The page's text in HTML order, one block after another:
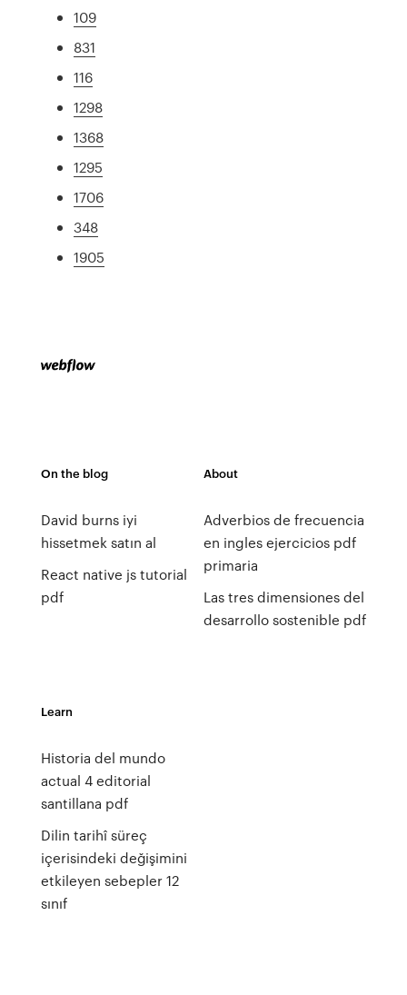
109
831
116
1298
1368
1295
1706
348
1905
On the blog
David burns iyi
hissetmek satın al
React native js tutorial
pdf
About
Adverbios de frecuencia
en ingles ejercicios pdf
primaria
Las tres dimensiones del
desarrollo sostenible pdf
Learn
Historia del mundo
actual 4 editorial
santillana pdf
Dilin tarihî süreç
içerisindeki değişimini
etkileyen sebepler 12
sınıf